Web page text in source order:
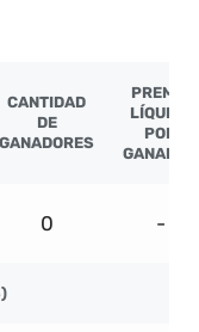
CANTIDAD
DE
GANADORES
PREMIO
LÍQUIDO
POR
GANADOR
0 -